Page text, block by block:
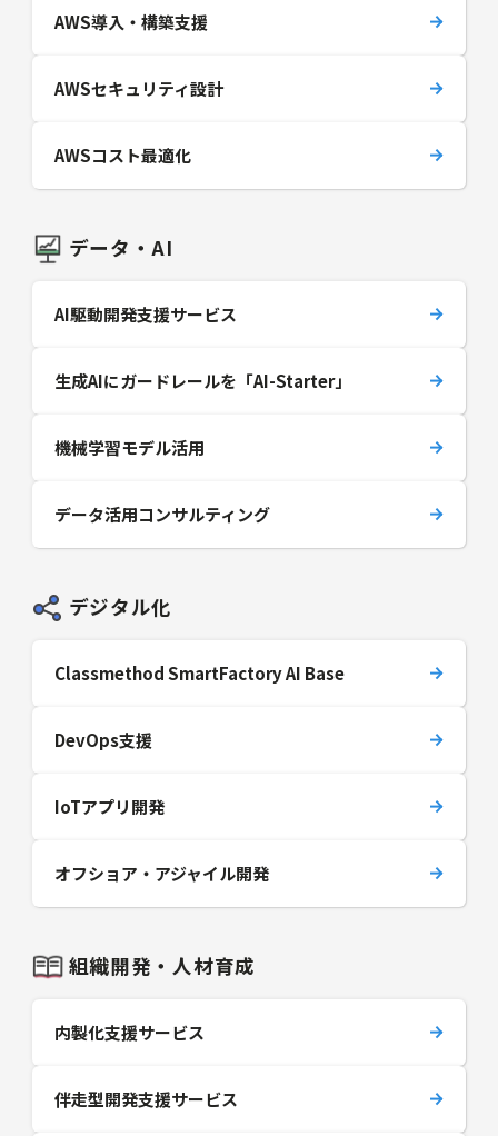
AWS導入・構築支援
AWSセキュリティ設計
AWSコスト最適化
データ・AI
AI駆動開発支援サービス
生成AIにガードレールを「AI-Starter」
機械学習モデル活用
データ活用コンサルティング
デジタル化
Classmethod SmartFactory AI Base
DevOps支援
IoTアプリ開発
オフショア・アジャイル開発
組織開発・人材育成
内製化支援サービス
伴走型開発支援サービス